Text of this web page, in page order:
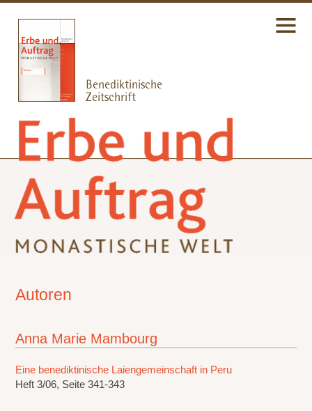
Autoren
Anna Marie Mambourg
Eine benediktinische Laiengemeinschaft in Peru
Heft 3/06, Seite 341-343